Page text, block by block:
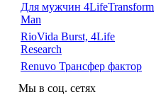
Для мужчин 4LifeTransform
Man
RioVida Burst, 4Life
Research
Renuvo Трансфер фактор
Мы в соц. сетях